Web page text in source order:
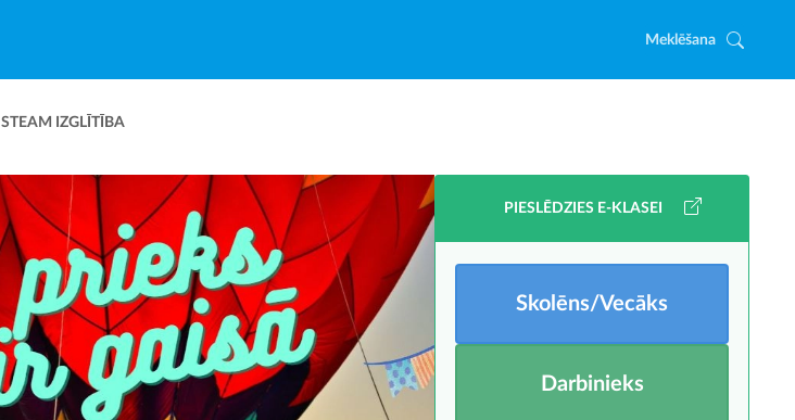
Meklēšana
STEAM IZGLĪTĪBA
PIESLĒDZIES E-KLASEI
Skolēns/Vecāks
Darbinieks